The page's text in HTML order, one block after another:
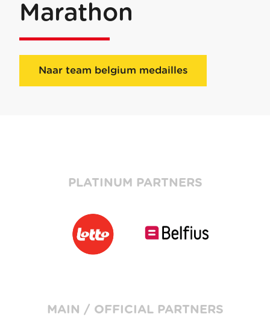
Marathon
Naar team belgium medailles
PLATINUM PARTNERS
MAIN / OFFICIAL PARTNERS